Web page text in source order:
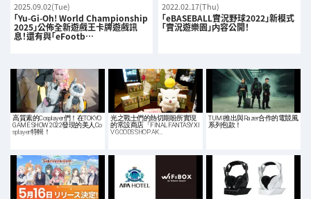
2025.09.02(Tue)
「Yu-Gi-Oh! World Championship
2025」公佈全新遊戲王卡牌遊戲訊
息！還有與「eFootb…
2022.02.17(Thu)
「eBASEBALL實況野球2022」新模式
「實況遊樂園」内容公開！
高質素的Cosplayer們！在TOKYO
GAME SHOW 2022發現的美人Co
splayer特輯！
光之戰士們的熱切期盼所實現
的常設商店「FINAL FANTASY XI
V GOODS SHOP AK…
TUMI推出與Razer合作的電競風
系列包款！